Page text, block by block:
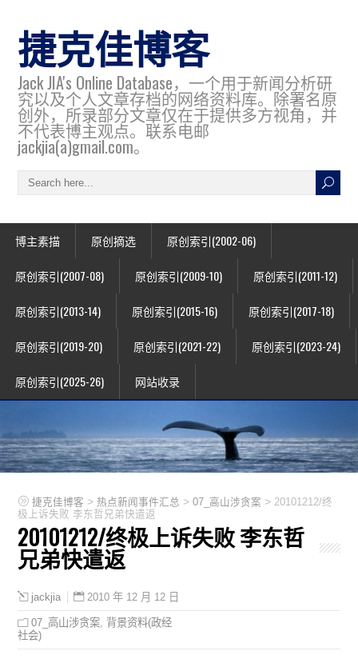
捷克佳博客
Jack JIA's Online Database，一个用于新闻分析研
究以及个人文章存档的网络资料库。除署名原
创外，所录部分文章仅在于提供多方视角，并
不代表博主观点。联系电邮
jackjia(a)gmail.com。
博主素描 原创摘选 原创索引(2002-06)
原创索引(2007-08) 原创索引(2009-10) 原创索引(2011-12)
原创索引(2013-14) 原创索引(2015-16) 原创索引(2017-18)
原创索引(2019-20) 原创索引(2021-22) 原创索引(2023-24)
原创索引(2025-26) 网站收录
捷克佳博客 > 热点新闻事件汇总 >07_高山涉贪案 > 20101212/终
极上诉失败 李东哲兄弟快遣返
20101212/终极上诉失败 李东哲
兄弟快遣返
jackjia 2010 年 12 月 12 日
07_高山涉贪案 背景资料(政经
社会)